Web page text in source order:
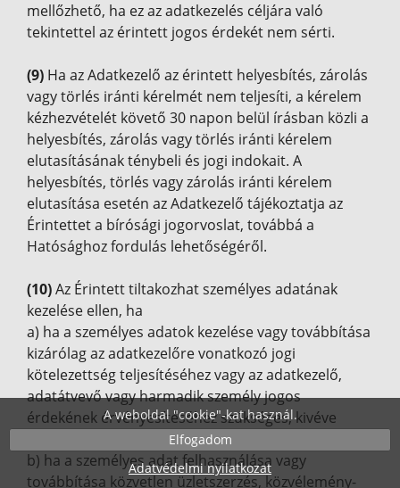
A weboldal "cookie"-kat használ.
Elfogadom
Adatvédelmi nyilatkozat
mellőzhető, ha ez az adatkezelés céljára való
tekintettel az érintett jogos érdekét nem sérti.
(9) Ha az Adatkezelő az érintett helyesbítés, zárolás
vagy törlés iránti kérelmét nem teljesíti, a kérelem
kézhezvételét követő 30 napon belül írásban közli a
helyesbítés, zárolás vagy törlés iránti kérelem
elutasításának ténybeli és jogi indokait. A
helyesbítés, törlés vagy zárolás iránti kérelem
elutasítása esetén az Adatkezelő tájékoztatja az
Érintettet a bírósági jogorvoslat, továbbá a
Hatósághoz fordulás lehetőségéről.
(10)Az Érintett tiltakozhat személyes adatának
kezelése ellen, ha
a) ha a személyes adatok kezelése vagy továbbítása
kizárólag az adatkezelőre vonatkozó jogi
kötelezettség teljesítéséhez vagy az adatkezelő,
adatátvevő vagy harmadik személy jogos
érdekének érvényesítéséhez szükséges, kivéve
kötelező adatkezelés esetén;
b) ha a személyes adat felhasználása vagy
továbbítása közvetlen üzletszerzés, közvélemény-